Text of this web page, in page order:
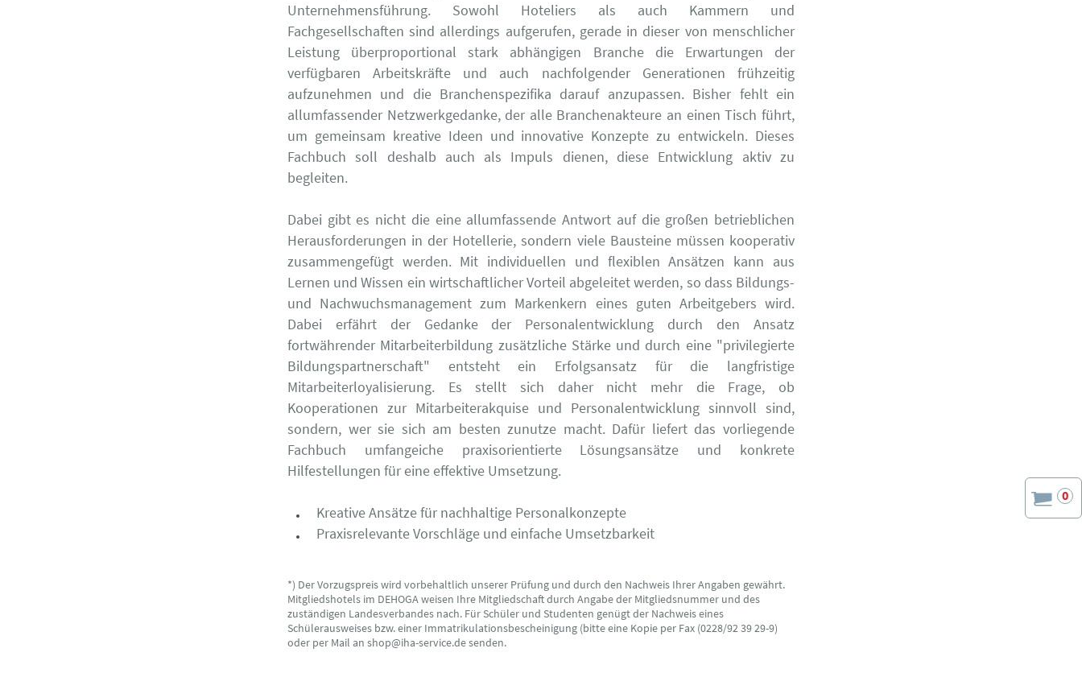
0
Unternehmensführung. Sowohl Hoteliers als auch Kammern und
Fachgesellschaften sind allerdings aufgerufen, gerade in dieser von menschlicher
Leistung überproportional stark abhängigen Branche die Erwartungen der
verfügbaren Arbeitskräfte und auch nachfolgender Generationen frühzeitig
aufzunehmen und die Branchenspezifika darauf anzupassen. Bisher fehlt ein
allumfassender Netzwerkgedanke, der alle Branchenakteure an einen Tisch führt,
um gemeinsam kreative Ideen und innovative Konzepte zu entwickeln. Dieses
Fachbuch soll deshalb auch als Impuls dienen, diese Entwicklung aktiv zu
begleiten.
Dabei gibt es nicht die eine allumfassende Antwort auf die großen betrieblichen
Herausforderungen in der Hotellerie, sondern viele Bausteine müssen kooperativ
zusammengefügt werden. Mit individuellen und flexiblen Ansätzen kann aus
Lernen und Wissen ein wirtschaftlicher Vorteil abgeleitet werden, so dass Bildungs-
und Nachwuchsmanagement zum Markenkern eines guten Arbeitgebers wird.
Dabei erfährt der Gedanke der Personalentwicklung durch den Ansatz
fortwährender Mitarbeiterbildung zusätzliche Stärke und durch eine "privilegierte
Bildungspartnerschaft" entsteht ein Erfolgsansatz für die langfristige
Mitarbeiterloyalisierung. Es stellt sich daher nicht mehr die Frage, ob
Kooperationen zur Mitarbeiterakquise und Personalentwicklung sinnvoll sind,
sondern, wer sie sich am besten zunutze macht. Dafür liefert das vorliegende
Fachbuch umfangeiche praxisorientierte Lösungsansätze und konkrete
Hilfestellungen für eine effektive Umsetzung.
Kreative Ansätze für nachhaltige Personalkonzepte
Praxisrelevante Vorschläge und einfache Umsetzbarkeit
*) Der Vorzugspreis wird vorbehaltlich unserer Prüfung und durch den Nachweis Ihrer Angaben gewährt.
Mitgliedshotels im DEHOGA weisen Ihre Mitgliedschaft durch Angabe der Mitgliedsnummer und des
zuständigen Landesverbandes nach. Für Schüler und Studenten genügt der Nachweis eines
Schülerausweises bzw. einer Immatrikulationsbescheinigung (bitte eine Kopie per Fax (0228/92 39 29-9)
oder per Mail an shop@iha-service.de senden.